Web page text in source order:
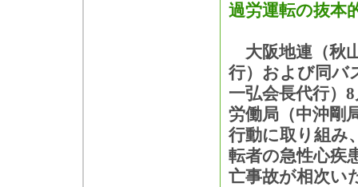
過労運転の抜本
大阪地連（秋
行）および同バ
一弘会長代行）
労働局（中沖剛
行動に取り組み
転者の急性心疾
亡事故が相次い